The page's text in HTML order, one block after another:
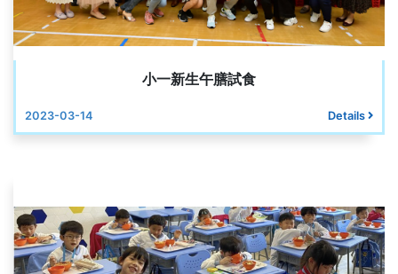
小一新生午膳試食
2023-03-14 Details